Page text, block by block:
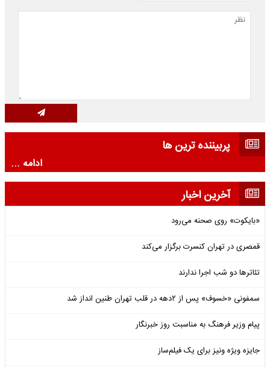
پربیننده ترین ها
ادامه ...
آخرین اخبار
«بایکوت» روی صحنه می‌رود
قمصری در تهران کنسرت برگزار می‌کند
تئاترها دو شب اجرا ندارند
سمفونی «خسوف» پس از ۲دهه در قلب تهران طنین انداز شد
پیام وزیر فرهنگ به مناسبت روز خبرنگار
جایزه ویژه ونیز برای یک فیلم‌ساز